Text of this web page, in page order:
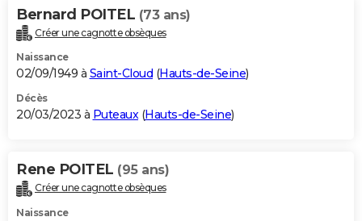
Bernard POITEL (73 ans)
Créer une cagnotte obsèques
Naissance
02/09/1949 à Saint-Cloud (Hauts-de-Seine)
Décès
20/03/2023 à Puteaux(Hauts-de-Seine)
Rene POITEL (95 ans)
Créer une cagnotte obsèques
Naissance